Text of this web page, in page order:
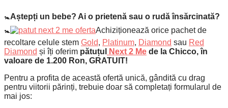
🚼Aștepți un bebe? Ai o prietenă sau o rudă însărcinată?
🚼
Achiziționează orice pachet de
recoltare celule stem Gold, Platinum, Diamond sau Red
Diamond și îți oferim pătuțul Next 2 Me de la Chicco, în
valoare de 1.200 Ron, GRATUIT!
Pentru a profita de această ofertă unică, gândită cu drag
pentru viitorii părinți, trebuie doar să completați formularul de
mai jos: